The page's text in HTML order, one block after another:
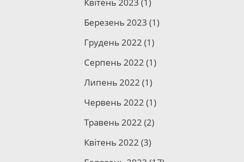
Квітень 2023 (1)
Березень 2023 (1)
Грудень 2022 (1)
Серпень 2022 (1)
Липень 2022 (1)
Червень 2022 (1)
Травень 2022 (2)
Квітень 2022 (3)